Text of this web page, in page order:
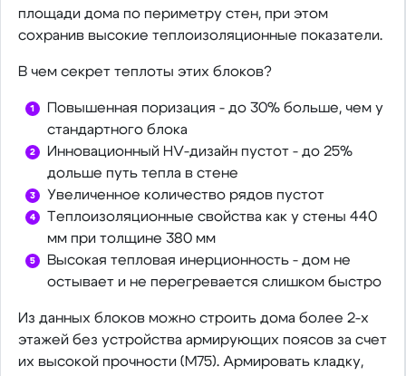
площади дома по периметру стен, при этом
сохранив высокие теплоизоляционные показатели.
В чем секрет теплоты этих блоков?
Повышенная поризация - до 30% больше, чем у
стандартного блока
Инновационный HV-дизайн пустот - до 25%
дольше путь тепла в стене
Увеличенное количество рядов пустот
Теплоизоляционные свойства как у стены 440
мм при толщине 380 мм
Высокая тепловая инерционность - дом не
остывает и не перегревается слишком быстро
Из данных блоков можно строить дома более 2-х
этажей без устройства армирующих поясов за счет
их высокой прочности (М75). Армировать кладку,